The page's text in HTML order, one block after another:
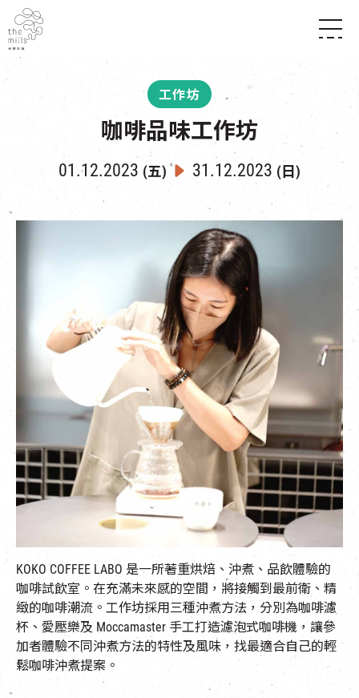
所有活動
世界之約
景點
停車場
NF TOUCH
|簡
工作坊
咖啡品味工作坊
01.12.2023 (五) 31.12.2023 (日)
KOKO COFFEE LABO 是一所著重烘焙、沖煮、品飲體驗的
咖啡試飲室。在充滿未來感的空間，將接觸到最前衛、精
緻的咖啡潮流。工作坊採用三種沖煮方法，分別為咖啡濾
杯、愛壓樂及 Moccamaster 手工打造濾泡式咖啡機，讓參
加者體驗不同沖煮方法的特性及風味，找最適合自己的輕
鬆咖啡沖煮提案。